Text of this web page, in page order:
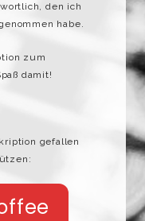
den ich
habe.
zum
damit!
gefallen